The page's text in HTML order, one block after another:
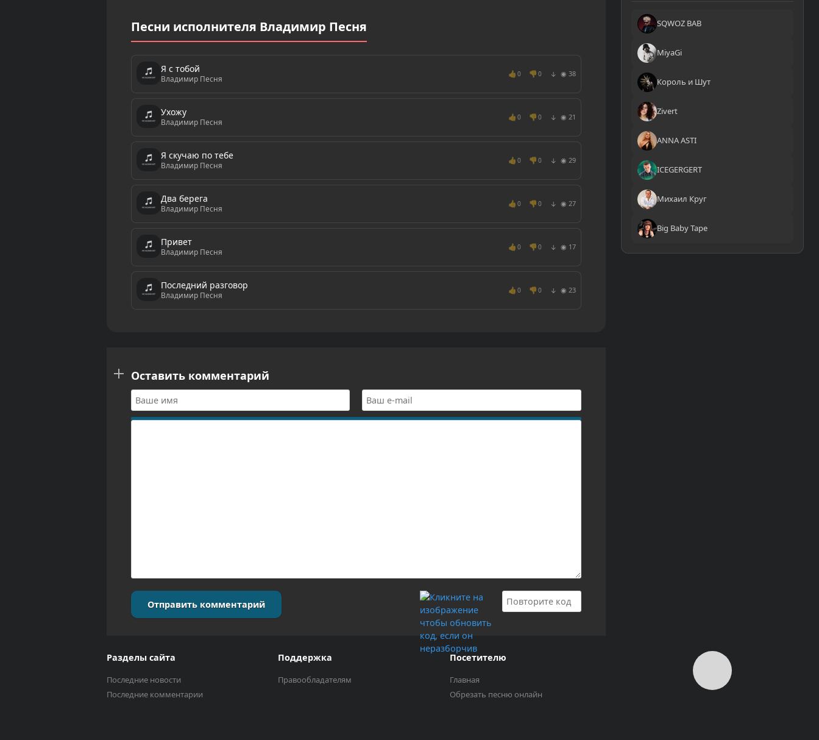
SQWOZ BAB
MiyaGi
Король и Шут
Zivert
ANNA ASTI
ICEGERGERT
Михаил Круг
Big Baby Tape
Песни исполнителя Владимир Песня
Я с тобой
Владимир Песня
👍 0 👎 0 ↓ ◉ 38
Ухожу
Владимир Песня
👍 0 👎 0 ↓ ◉ 21
Я cкучаю по тебе
Владимир Песня
👍 0 👎 0 ↓ ◉ 29
Два берега
Владимир Песня
👍 0 👎 0 ↓ ◉ 27
Привет
Владимир Песня
👍 0 👎 0 ↓ ◉ 17
Последний разговор
Владимир Песня
👍 0 👎 0 ↓ ◉ 23
Оставить комментарий
Отправить комментарий
Разделы сайта
Последние новости
Последние комментарии
Поддержка
Правообладателям
Посетителю
Главная
Обрезать песню онлайн